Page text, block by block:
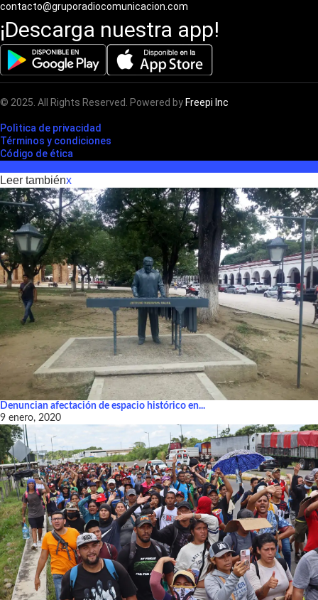
contacto@gruporadiocomunicacion.com
¡Descarga nuestra app!
© 2025. All Rights Reserved. Powered by Freepi Inc
Polìtica de privacidad
Términos y condiciones
Código de ética
Leer tambiénx
Denuncian afectación de espacio histórico en...
9 enero, 2020